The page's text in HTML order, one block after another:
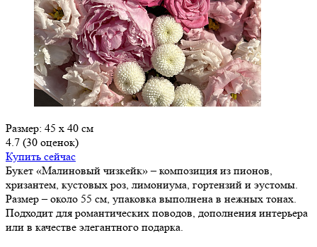
Размер: 45 х 40 см
4.7 (30 оценок)
Купить сейчас
Букет «Малиновый чизкейк» – композиция из пионов,
хризантем, кустовых роз, лимониума, гортензий и эустомы.
Размер – около 55 см, упаковка выполнена в нежных тонах.
Подходит для романтических поводов, дополнения интерьера
или в качестве элегантного подарка.